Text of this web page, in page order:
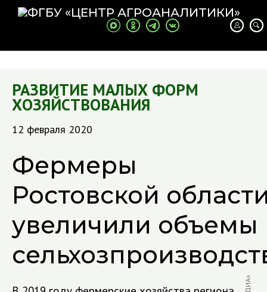
РАЗВИТИЕ МАЛЫХ ФОРМ
ХОЗЯЙСТВОВАНИЯ
12 февраля 2020
Фермеры
Ростовской
увеличили объемы